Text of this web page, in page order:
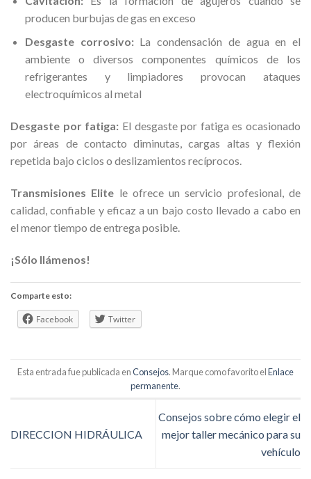
producen burbujas de gas en exceso
Desgaste corrosivo:La condensación de agua en el
ambiente o diversos componentes químicos de los
refrigerantes y limpiadores provocan ataques
electroquímicos al metal
Desgaste por fatiga: El desgaste por fatiga es ocasionado
por áreas de contacto diminutas, cargas altas y flexión
repetida bajo ciclos o deslizamientos recíprocos.
Transmisiones Elite le ofrece un servicio profesional, de
calidad, confiable y eficaz a un bajo costo llevado a cabo en
el menor tiempo de entrega posible.
¡Sólo llámenos!
Comparte esto:
Facebook Twitter
Esta entrada fue publicada enConsejos. Marque como favorito elEnlace
permanente.
DIRECCION HIDRÁULICA
Consejos sobre cómo elegir el
mejor taller mecánico para su
vehículo